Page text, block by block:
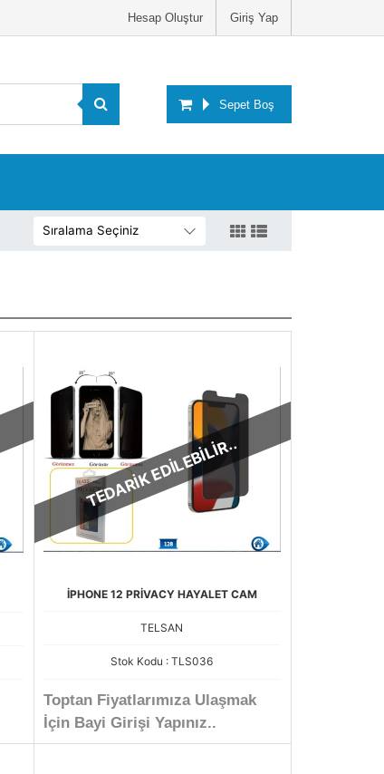
Giriş Yap
Hesap Oluştur
Sepet Boş
TEDARİK EDİLEBİLİR..
İPHONE 12 PRİVACY HAYALET CAM
TELSAN
Stok Kodu : TLS036
Toptan Fiyatlarımıza Ulaşmak
İçin Bayi Girişi Yapınız..